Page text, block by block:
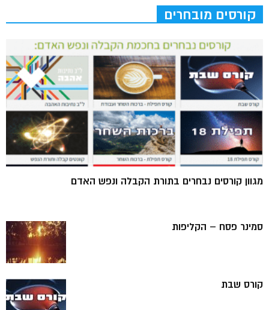
קורסים מובחרים
מגוון קורסים נבחרים בתורת הקבלה ונפש האדם
סמינר פסח – הקליפות
קורס שבת